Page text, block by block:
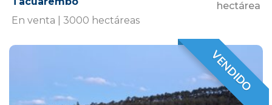
hectárea
En venta | 3000 hectáreas
VENDIDO
VENDIDO